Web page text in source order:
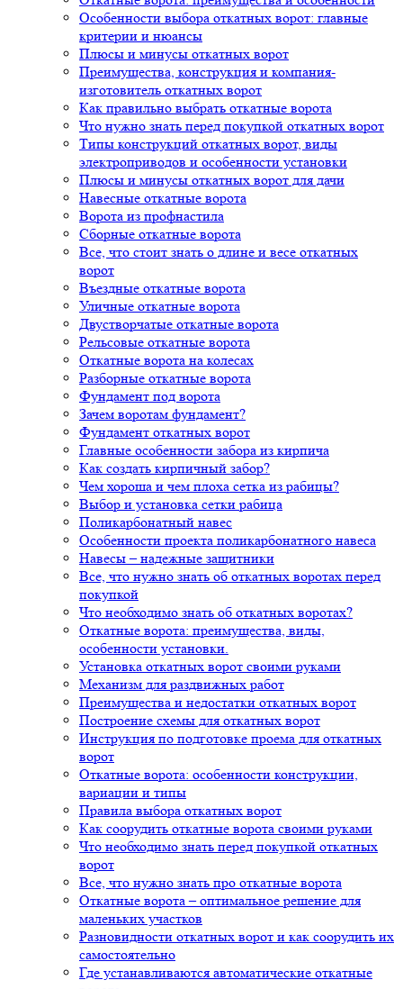
Особенности выбора откатных ворот: главные
критерии и нюансы
Плюсы и минусы откатных ворот
Преимущества, конструкция и компания-
изготовитель откатных ворот
Как правильно выбрать откатные ворота
Что нужно знать перед покупкой откатных ворот
Типы конструкций откатных ворот, виды
электроприводов и особенности установки
Плюсы и минусы откатных ворот для дачи
Навесные откатные ворота
Ворота из профнастила
Сборные откатные ворота
Все, что стоит знать о длине и весе откатных
ворот
Въездные откатные ворота
Уличные откатные ворота
Двустворчатые откатные ворота
Рельсовые откатные ворота
Откатные ворота на колесах
Разборные откатные ворота
Фундамент под ворота
Зачем воротам фундамент?
Фундамент откатных ворот
Главные особенности забора из кирпича
Как создать кирпичный забор?
Чем хороша и чем плоха сетка из рабицы?
Выбор и установка сетки рабица
Поликарбонатный навес
Особенности проекта поликарбонатного навеса
Навесы – надежные защитники
Все, что нужно знать об откатных воротах перед
покупкой
Что необходимо знать об откатных воротах?
Откатные ворота: преимущества, виды,
особенности установки.
Установка откатных ворот своими руками
Механизм для раздвижных работ
Преимущества и недостатки откатных ворот
Построение схемы для откатных ворот
Инструкция по подготовке проема для откатных
ворот
Откатные ворота: особенности конструкции,
вариации и типы
Правила выбора откатных ворот
Как соорудить откатные ворота своими руками
Что необходимо знать перед покупкой откатных
ворот
Все, что нужно знать про откатные ворота
Откатные ворота – оптимальное решение для
маленьких участков
Разновидности откатных ворот и как соорудить их
самостоятельно
Где устанавливаются автоматические откатные